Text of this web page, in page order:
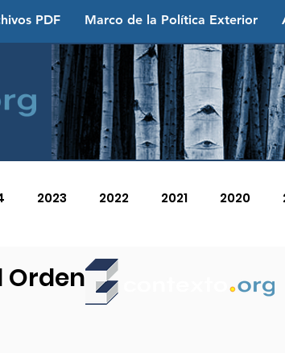
PDF Marco de la Política Exterior
2023 2022 2021 2020
2011
Orden